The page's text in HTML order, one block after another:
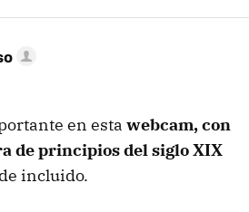
en esta webcam, con
de principios del siglo XIX
incluido.